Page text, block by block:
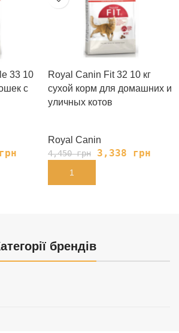
33 10
с
грн
Royal Canin Fit 32 10 кг
сухой корм для домашних и
уличных котов
Royal Canin
4,450грн 3,338 грн
В КОРЗИНУ
брендів